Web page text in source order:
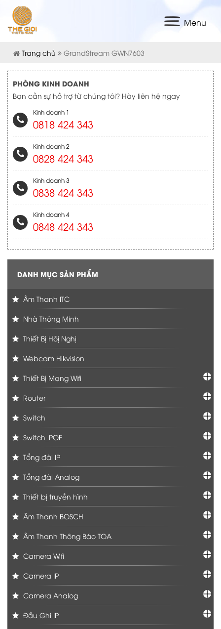
Menu
Trang chủ GrandStream GWN7603
PHÒNG KINH DOANH
Bạn cần sự hỗ trợ từ chúng tôi? Hãy liên hệ ngay
Kinh doanh 1
0818 424 343
Kinh doanh 2
0828 424 343
Kinh doanh 3
0838 424 343
Kinh doanh 4
0848 424 343
DANH MỤC SẢN PHẨM
Âm Thanh ITC
Nhà Thông Minh
Thiết Bị Hôị Nghị
Webcam Hikvision
Thiết Bị Mạng Wifi
Router
Switch
Switch_POE
Tổng đài IP
Tổng đài Analog
Thiết bị truyền hình
Âm Thanh BOSCH
Âm Thanh Thông Báo TOA
Camera Wifi
Camera IP
Camera Analog
Đầu Ghi IP